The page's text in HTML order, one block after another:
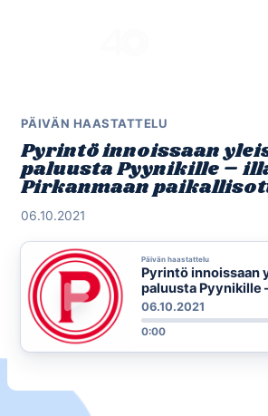
PÄIVÄN HAASTATTELU
Pyrintö innoissaan
paluusta Pyynikille –
Pirkanmaan
06.10.2021
Päivän haastattelu
Pyrintö innoissaan
paluusta Pyynikille
Pirkanmaan
06.10.2021
0:00